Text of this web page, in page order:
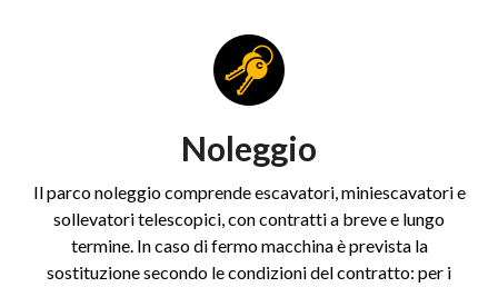
Noleggio
Il parco noleggio comprende escavatori, miniescavatori e
sollevatori telescopici, con contratti a breve e lungo
termine. In caso di fermo macchina è prevista la
sostituzione secondo le condizioni del contratto: per i